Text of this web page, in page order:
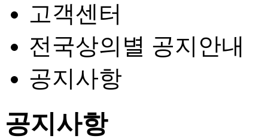
고객센터
전국상의별 공지안내
공지사항
공지사항